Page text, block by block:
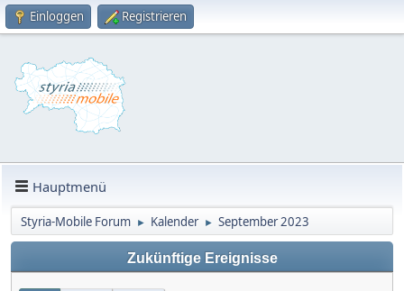
Einloggen Registrieren
Hauptmenü
Styria-Mobile Forum ► Kalender ► September 2023
Zukünftige Ereignisse